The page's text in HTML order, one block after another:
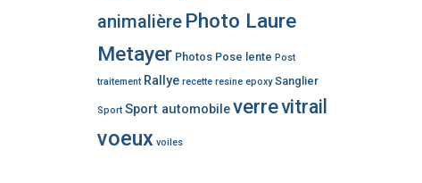
animalière Photo Laure
Metayer Photos Pose lente Post
traitement Rallye recette resine epoxy Sanglier
Sport Sport automobile verrevitrail
voeux voiles